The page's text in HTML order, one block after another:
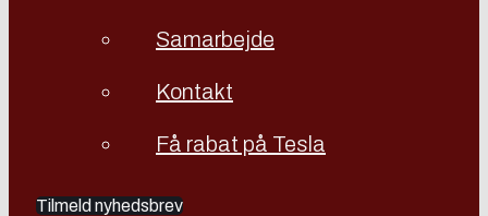
Samarbejde
Kontakt
Få rabat på Tesla
Tilmeld nyhedsbrev